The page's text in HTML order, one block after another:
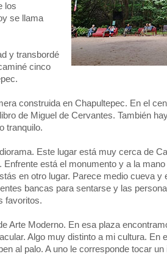
los
se llama
y transbordé
cinco
construida en Chapultepec. En el
de Miguel de Cervantes. También
tranquilo.
Este lugar está muy cerca de
está el monumento y a la
en otro lugar. Parece medio cueva y
bancas para sentarse y las
favoritos.
Arte Moderno. En esa plaza
Algo muy distinto a mi cultura. En
al palo. A uno le corresponde tocar